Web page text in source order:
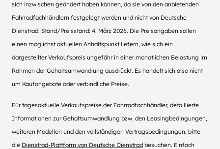
sich inzwischen geändert haben können, da sie von den anbietenden
Fahrradfachhändlern festgelegt werden und nicht von Deutsche
Dienstrad. Stand/Preisstand: 4. März 2026. Die Preisangaben sollen
einen möglichst aktuellen Anhaltspunkt liefern, wie sich ein
dargestellter Verkaufspreis ungefähr in einer monatlichen Belastung im
Rahmen der Gehaltsumwandlung ausdrückt. Es handelt sich also nicht
um Kaufangebote oder verbindliche Preise.
Für tagesaktuelle Verkaufspreise der Fahrradfachhändler, detaillierte
Informationen zur Gehaltsumwandlung bzw. den Leasingbedingungen,
weiteren Modellen und den vollständigen Vertragsbedingungen, bitte
die Dienstrad-Plattform von Deutsche Dienstrad besuchen. Einfach